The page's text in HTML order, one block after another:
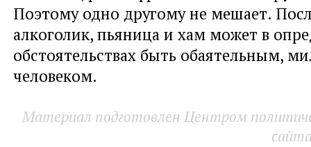
Поэтому одно другому не мешает.
алкоголик, пьяница и хам может в
обстоятельствах быть обаятельным,
человеком.
Материал подготовлен Центром